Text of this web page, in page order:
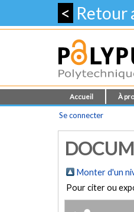
< Retour
Accueil À
Se connecter
Monter d'un
Pour citer ou